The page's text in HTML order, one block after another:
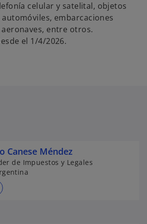
celular y satelital, objetos
embarcaciones
entre otros.
el 1/4/2026.
Canese Méndez
de Impuestos y Legales